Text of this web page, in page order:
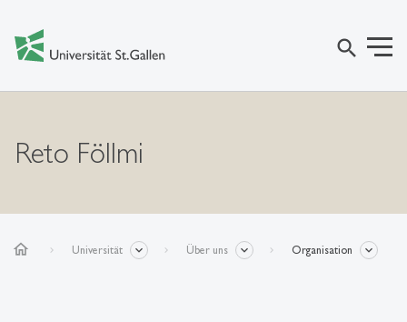
search
Reto Föllmi
home Universität Über uns Organisation